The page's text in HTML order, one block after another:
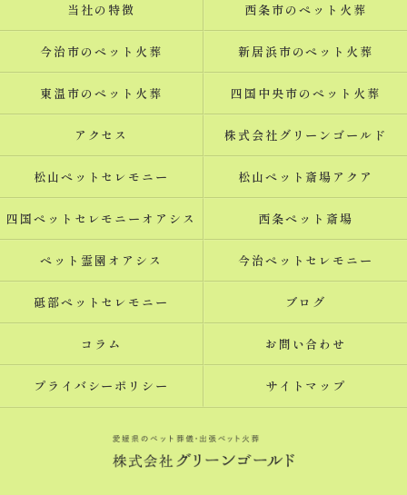
当社の特徴 西条市のペット火葬
今治市のペット火葬 新居浜市のペット火葬
東温市のペット火葬 四国中央市のペット火葬
アクセス 株式会社グリーンゴールド
松山ペットセレモニー 松山ペット斎場アクア
四国ペットセレモニーオアシス 西条ペット斎場
ペット霊園オアシス 今治ペットセレモニー
砥部ペットセレモニー ブログ
コラム お問い合わせ
プライバシーポリシー サイトマップ